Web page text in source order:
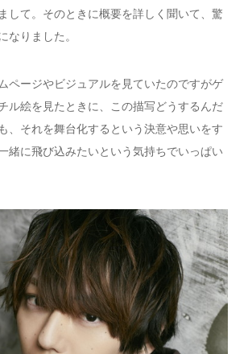
して。そのときに概要を詳しく聞いて、驚
なりました。
ページやビジュアルを見ていたのですがゲ
ル絵を見たときに、この描写どうするんだ
、それを舞台化するという決意や思いをす
緒に飛び込みたいという気持ちでいっぱい